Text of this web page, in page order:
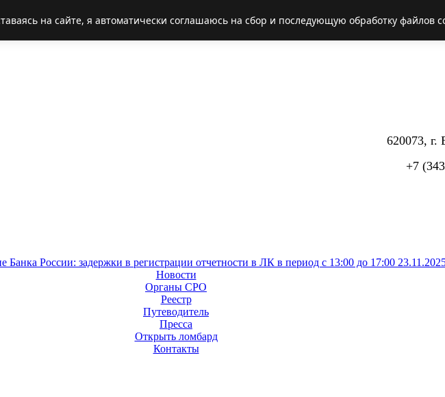
620073, г.
+7
Новости
Органы СРО
Реестр
Путеводитель
Пресса
Открыть ломбард
Контакты
на сайте, я автоматически соглашаюсь на сбор и последующую обработку файлов